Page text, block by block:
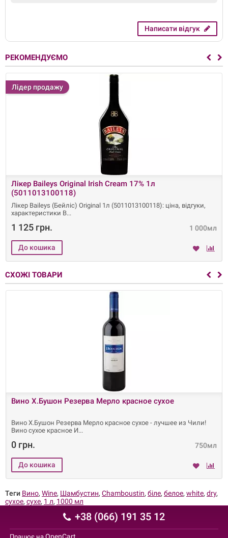
Написати відгук
РЕКОМЕНДУЄМО
Лідер продажу
Лікер Baileys Original Irish Cream 17% 1л
(5011013100118)
Лікер Baileys (Бейліс) Original 1л (5011013100118): ціна, відгуки,
характеристики B
1 000мл
1 125 грн.
СХОЖІ ТОВАРИ
Вино Х.Бушон Резерва Мерло красное сухое
Вино Х.Бушон Резерва Мерло красное сухое - лучшее из Чили!
Вино сухое красное И
750мл
0 грн.
Теги Вино, Wine, Шамбустин, Chamboustin, біле, белое, white, dry,
сухое, сухе, 1 л, 1000 мл
+38 (066) 191 35 12